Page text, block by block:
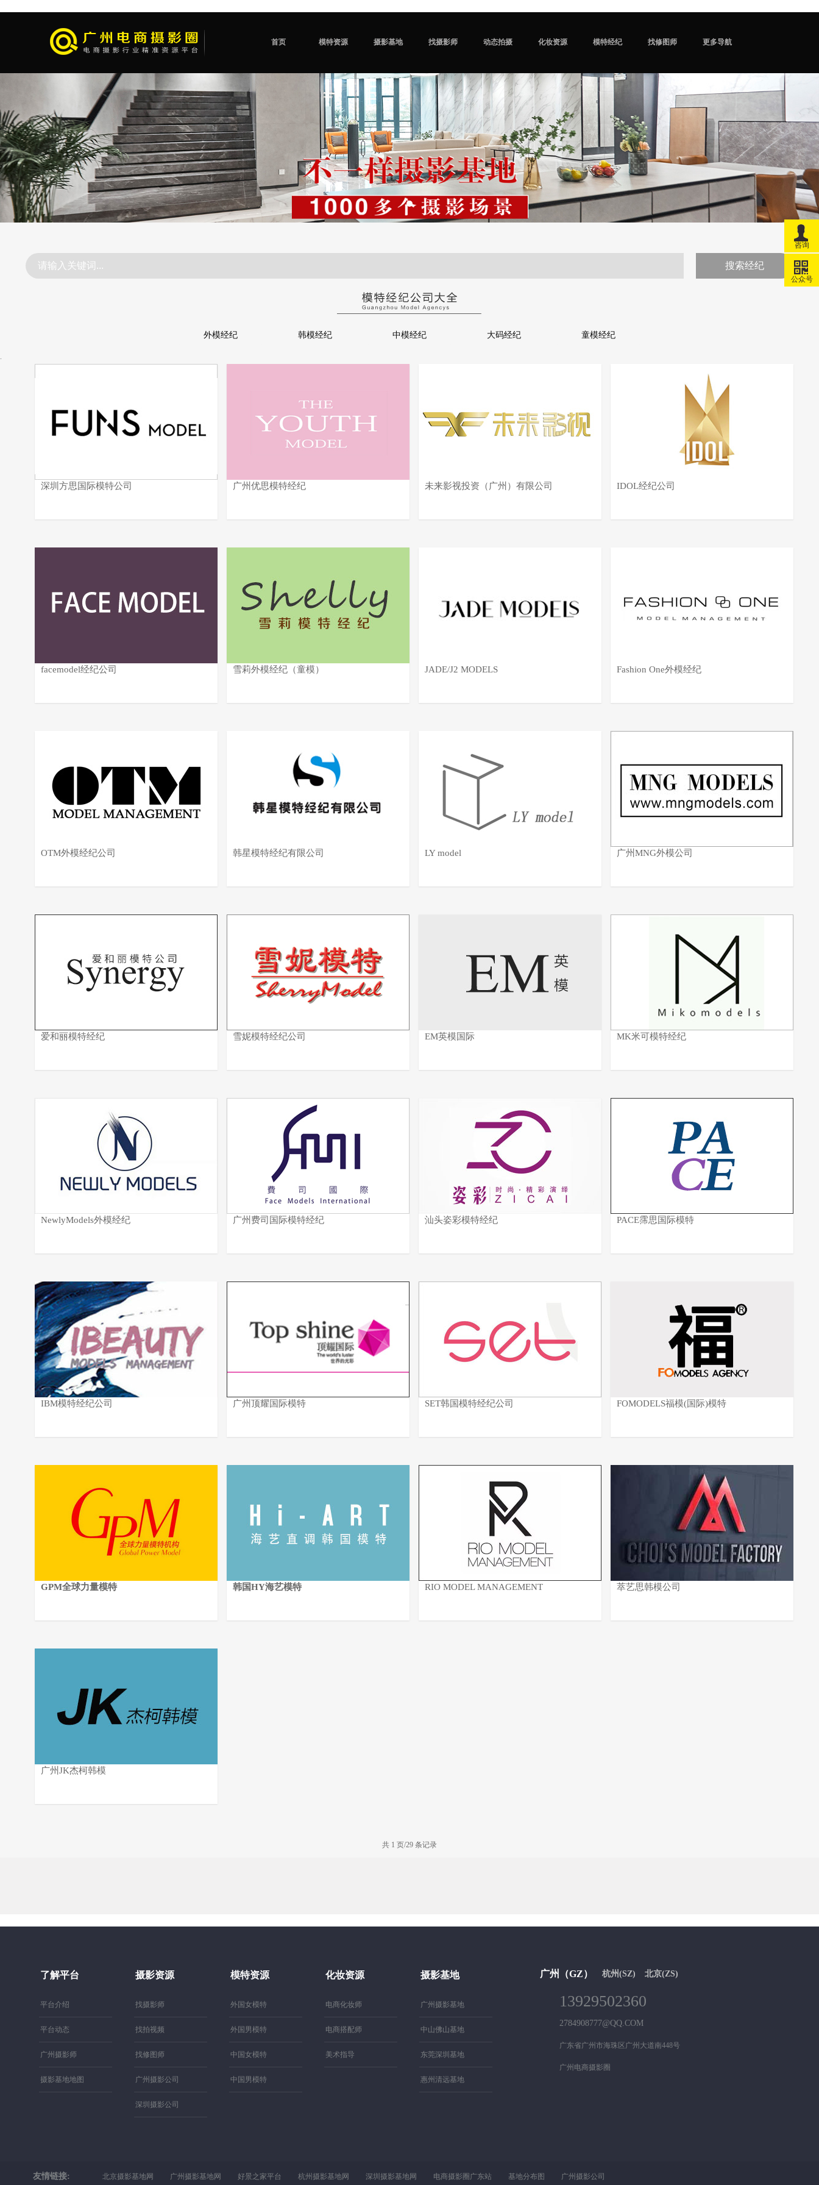
首页 模特资源 摄影基地 找摄影师 动态拍摄 化妆资源 模特经纪 找修图师 更多导航
搜索经纪
外模经纪 韩模经纪 中模经纪 大码经纪 童模经纪
.
深圳方思国际模特公司 广州优思模特经纪 未来影视投资（广州）有限公司 IDOL经纪公司
facemodel经纪公司 雪莉外模经纪（童模） JADE/J2 MODELS Fashion One外模经纪
OTM外模经纪公司 韩星模特经纪有限公司 LY model 广州MNG外模公司
爱和丽模特经纪 雪妮模特经纪公司 EM英模国际 MK米可模特经纪
NewlyModels外模经纪 广州费司国际模特经纪 汕头姿彩模特经纪 PACE霈思国际模特
IBM模特经纪公司 广州顶耀国际模特 SET韩国模特经纪公司 FOMODELS福模(国际)模特
GPM全球力量模特 韩国HY海艺模特 RIO MODEL MANAGEMENT 萃艺思韩模公司
广州JK杰柯韩模
共 1 页/29 条记录
了解平台
平台介绍
平台动态
广州摄影师
摄影基地地图
摄影资源
找摄影师
找拍视频
找修图师
广州摄影公司
深圳摄影公司
模特资源
外国女模特
外国男模特
中国女模特
中国男模特
化妆资源
电商化妆师
电商搭配师
美术指导
摄影基地
广州摄影基地
中山佛山基地
东莞深圳基地
惠州清远基地
广州（GZ） 杭州(SZ) 北京(ZS)
13929502360
2784908777@QQ.COM
广东省广州市海珠区广州大道南448号
广州电商摄影圈
友情链接: 北京摄影基地网 广州摄影基地网 好景之家平台 杭州摄影基地网 深圳摄影基地网 电商摄影圈广东站 基地分布图 广州摄影公司
咨询
公众号